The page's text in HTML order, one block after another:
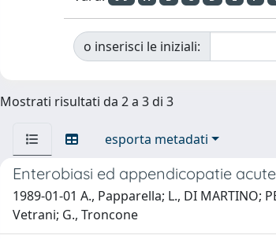
o inserisci le iniziali:
Mostrati risultati da 2 a 3 di 3
esporta metadati
Enterobiasi ed appendicopatie acute
1989-01-01 A., Papparella; L., DI MARTINO;
Vetrani; G., Troncone